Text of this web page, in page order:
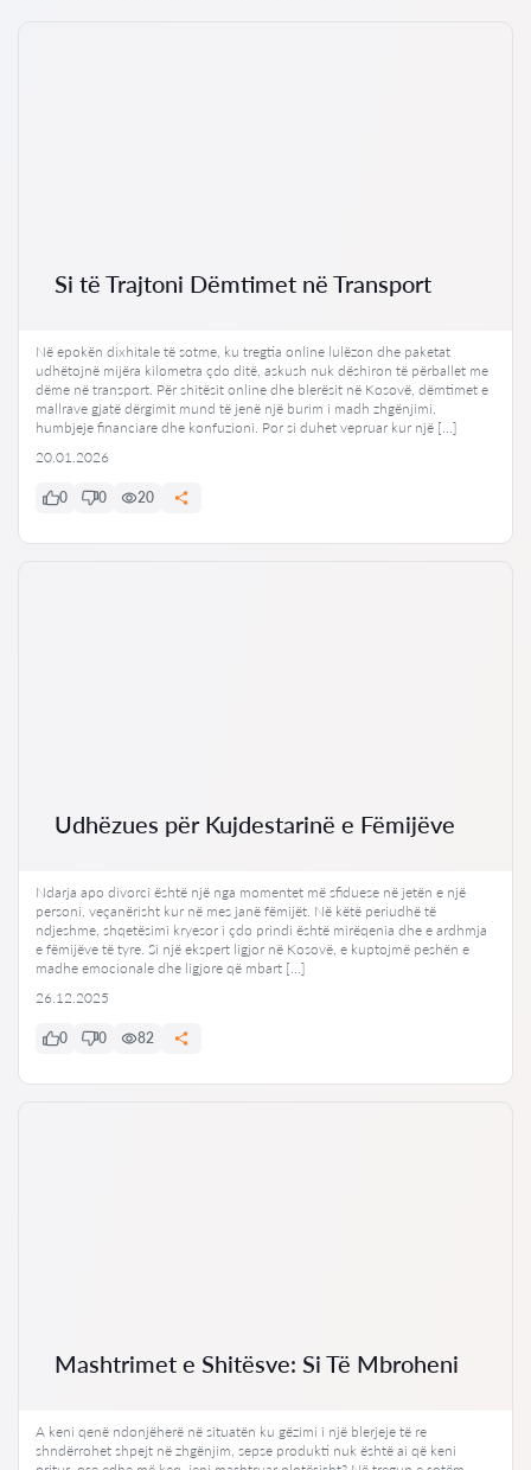
Si të Trajtoni Dëmtimet në Transport
Në epokën dixhitale të sotme, ku tregtia online lulëzon dhe paketat
udhëtojnë mijëra kilometra çdo ditë, askush nuk dëshiron të përballet me
dëme në transport. Për shitësit online dhe blerësit në Kosovë, dëmtimet e
mallrave gjatë dërgimit mund të jenë një burim i madh zhgënjimi,
humbjeje financiare dhe konfuzioni. Por si duhet vepruar kur një […]
20.01.2026
0 0 20
Udhëzues për Kujdestarinë e Fëmijëve
Ndarja apo divorci është një nga momentet më sfiduese në jetën e një
personi, veçanërisht kur në mes janë fëmijët. Në këtë periudhë të
ndjeshme, shqetësimi kryesor i çdo prindi është mirëqenia dhe e ardhmja
e fëmijëve të tyre. Si një ekspert ligjor në Kosovë, e kuptojmë peshën e
madhe emocionale dhe ligjore që mbart […]
26.12.2025
0 0 82
Mashtrimet e Shitësve: Si Të Mbroheni
A keni qenë ndonjëherë në situatën ku gëzimi i një blerjeje të re
shndërrohet shpejt në zhgënjim, sepse produkti nuk është ai që keni